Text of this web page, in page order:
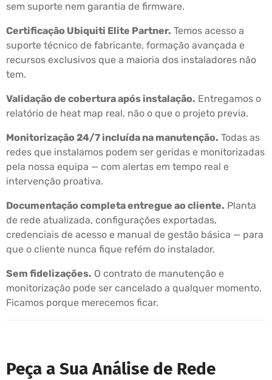
sem suporte nem garantia de firmware.
Certificação Ubiquiti Elite Partner. Temos acesso a
suporte técnico de fabricante, formação avançada e
recursos exclusivos que a maioria dos instaladores não
tem.
Validação de cobertura após instalação. Entregamos o
relatório de heat map real, não o que o projeto previa.
Monitorização 24/7 incluída na manutenção. Todas as
redes que instalamos podem ser geridas e monitorizadas
pela nossa equipa — com alertas em tempo real e
intervenção proativa.
Documentação completa entregue ao cliente. Planta
de rede atualizada, configurações exportadas,
credenciais de acesso e manual de gestão básica — para
que o cliente nunca fique refém do instalador.
Sem fidelizações. O contrato de manutenção e
monitorização pode ser cancelado a qualquer momento.
Ficamos porque merecemos ficar.
Peça a Sua Análise de Rede